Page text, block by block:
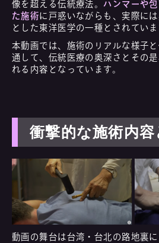
像を超える伝統療法。 ハンマーや
た施術に戸惑いながらも、実際に
とした東洋医学の一種とされていま
本動画では、施術のリアルな様子
通して、伝統医療の奥深さとその
れる内容となっています。
衝撃的な施術内
動画の舞台は台湾・台北の路地裏